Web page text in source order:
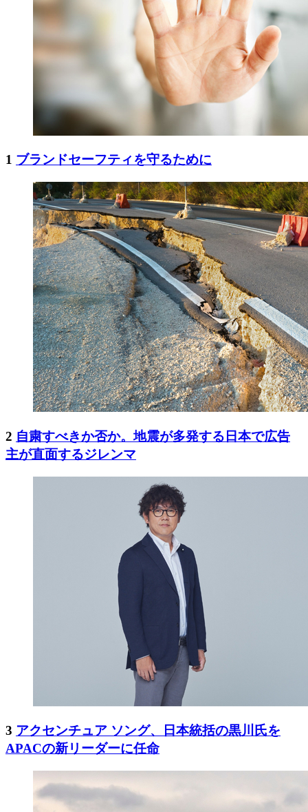
1 ブランドセーフティを守るために
2 自粛すべきか否か。地震が多発する日本で広告
主が直面するジレンマ
3 アクセンチュア ソング、日本統括の黒川氏を
APACの新リーダーに任命